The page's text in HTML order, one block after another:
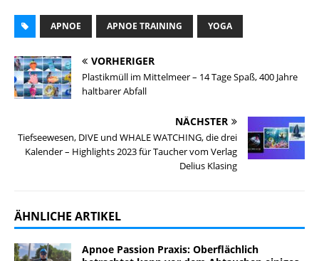
APNOE APNOE TRAINING YOGA
VORHERIGER
Plastikmüll im Mittelmeer – 14 Tage Spaß, 400 Jahre
haltbarer Abfall
NÄCHSTER
Tiefseewesen, DIVE und WHALE WATCHING, die drei
Kalender – Highlights 2023 für Taucher vom Verlag
Delius Klasing
ÄHNLICHE ARTIKEL
Apnoe Passion Praxis: Oberflächlich